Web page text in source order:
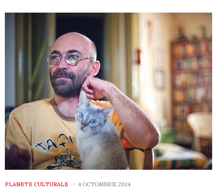
PLANETE CULTURALE 4 OCTOMBRIE 2024